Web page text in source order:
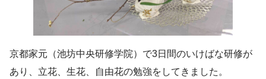
京都家元（池坊中央研修学院）で3日間のいけばな研修が
あり、立花、生花、自由花の勉強をしてきました。